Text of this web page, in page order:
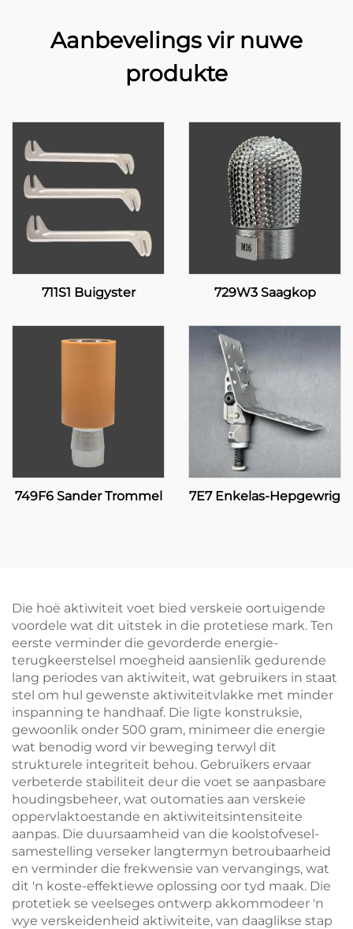
Aanbevelings vir nuwe
produkte
711S1 Buigyster 729W3 Saagkop
749F6 Sander Trommel 7E7 Enkelas-Hepgewrig
Die hoë aktiwiteit voet bied verskeie oortuigende
voordele wat dit uitstek in die protetiese mark. Ten
eerste verminder die gevorderde energie-
terugkeerstelsel moegheid aansienlik gedurende
lang periodes van aktiwiteit, wat gebruikers in staat
stel om hul gewenste aktiwiteitvlakke met minder
inspanning te handhaaf. Die ligte konstruksie,
gewoonlik onder 500 gram, minimeer die energie
wat benodig word vir beweging terwyl dit
strukturele integriteit behou. Gebruikers ervaar
verbeterde stabiliteit deur die voet se aanpasbare
houdingsbeheer, wat outomaties aan verskeie
oppervlaktoestande en aktiwiteitsintensiteite
aanpas. Die duursaamheid van die koolstofvesel-
samestelling verseker langtermyn betroubaarheid
en verminder die frekwensie van vervangings, wat
dit 'n koste-effektiewe oplossing oor tyd maak. Die
protetiek se veelseges ontwerp akkommodeer 'n
wye verskeidenheid aktiwiteite, van daaglikse stap